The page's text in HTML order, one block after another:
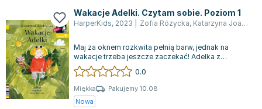
Joseph Murphy
Jan Sztaudynger
Aleksander Puszkin
Oscar Wilde
Małgorzata Ohme
Maddie Ziegler
Leszek Czarnecki
Wakacje Adelki. Czytam sobie. Poziom 1
HarperKids, 2023 Zofia Różycka, Katarzyna Joanna Kozłowska
Maj za oknem rozkwita pełnią barw, jednak na
wakacje trzeba jeszcze zaczekać! Adelka z
niecierpliwością czeka na lato i przygody,...
0.0
Miękka
Pakujemy 10.08
Nowa